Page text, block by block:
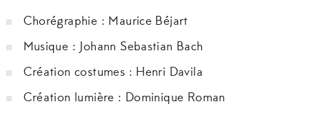
Chorégraphie : Maurice Béjart
Musique : Johann Sebastian Bach
Création costumes : Henri Davila
Création lumière : Dominique Roman